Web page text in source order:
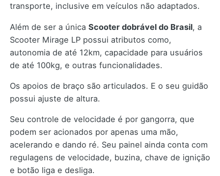
transporte, inclusive em veículos não adaptados.
Além de ser a única Scooter dobrável do Brasil, a
Scooter Mirage LP possui atributos como,
autonomia de até 12km, capacidade para usuários
de até 100kg, e outras funcionalidades.
Os apoios de braço são articulados. E o seu guidão
possui ajuste de altura.
Seu controle de velocidade é por gangorra, que
podem ser acionados por apenas uma mão,
acelerando e dando ré. Seu painel ainda conta com
regulagens de velocidade, buzina, chave de ignição
e botão liga e desliga.